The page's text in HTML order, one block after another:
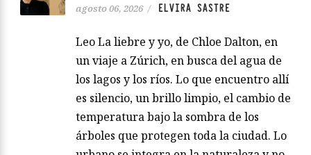
agosto 06, 2026 / ELVIRA SASTRE
Leo La liebre y yo, de Chloe Dalton, en
un viaje a Zúrich, en busca del agua de
los lagos y los ríos. Lo que encuentro allí
es silencio, un brillo limpio, el cambio de
temperatura bajo la sombra de los
árboles que protegen toda la ciudad. Lo